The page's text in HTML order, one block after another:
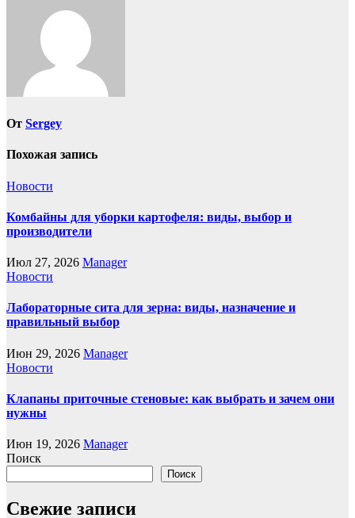
От Sergey
Похожая запись
Новости
Комбайны для уборки картофеля: виды, выбор и
производители
Июл 27, 2026 Manager
Новости
Лабораторные сита для зерна: виды, назначение и
правильный выбор
Июн 29, 2026 Manager
Новости
Клапаны приточные стеновые: как выбрать и зачем они
нужны
Июн 19, 2026 Manager
Поиск
Поиск
Свежие записи